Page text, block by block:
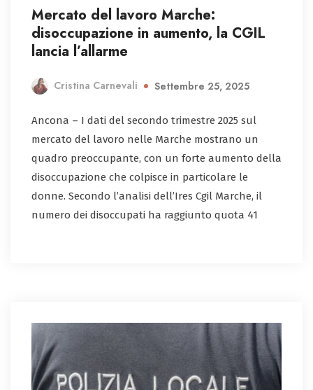
Mercato del lavoro Marche:
disoccupazione in aumento, la CGIL
lancia l’allarme
Cristina Carnevali Settembre 25, 2025
Ancona – I dati del secondo trimestre 2025 sul
mercato del lavoro nelle Marche mostrano un
quadro preoccupante, con un forte aumento della
disoccupazione che colpisce in particolare le
donne. Secondo l’analisi dell’Ires Cgil Marche, il
numero dei disoccupati ha raggiunto quota 41